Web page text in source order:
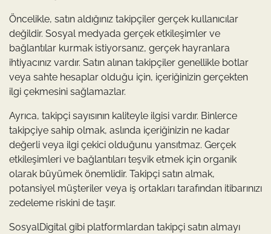
Öncelikle, satın aldığınız takipçiler gerçek kullanıcılar
değildir. Sosyal medyada gerçek etkileşimler ve
bağlantılar kurmak istiyorsanız, gerçek hayranlara
ihtiyacınız vardır. Satın alınan takipçiler genellikle botlar
veya sahte hesaplar olduğu için, içeriğinizin gerçekten
ilgi çekmesini sağlamazlar.
Ayrıca, takipçi sayısının kaliteyle ilgisi vardır. Binlerce
takipçiye sahip olmak, aslında içeriğinizin ne kadar
değerli veya ilgi çekici olduğunu yansıtmaz. Gerçek
etkileşimleri ve bağlantıları teşvik etmek için organik
olarak büyümek önemlidir. Takipçi satın almak,
potansiyel müşteriler veya iş ortakları tarafından itibarınızı
zedeleme riskini de taşır.
SosyalDigital gibi platformlardan takipçi satın almayı